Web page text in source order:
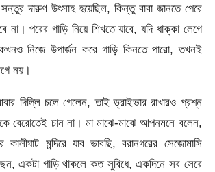
দারুণ উৎসাহ হয়েছিল, কিন্তু বাবা জানতে পেরে
না। পরের গাড়ি নিয়ে শিখতে যাবে, যদি ধাক্কা লেগে
নিজে উপার্জন করে গাড়ি কিনতে পারো, তখনই
নয়।
দিল্লি চলে গেলেন, তাই ড্রাইভার রাখারও প্রশ্ন
বেরোতেই চান না। মা মাঝে-মাঝে আপনমনে বলেন,
মন্দিরে যাব ভাবছি, বরানগরের সেজোমাসি
একটা গাড়ি থাকলে কত সুবিধে, একদিনে সব সেরে